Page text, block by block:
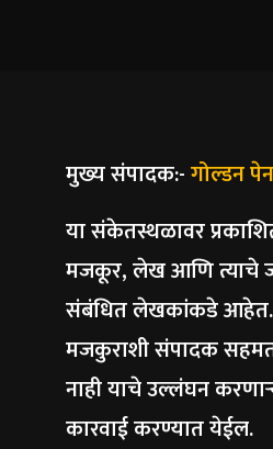
मुख्य संपादक:-गोल्डन
या संकेतस्थळावर
मजकूर, लेख आणि त्याचे
संबंधित लेखकांकडे
मजकुराशी संपादक
नाही याचे उल्लंघन
कारवाई करण्यात येईल.